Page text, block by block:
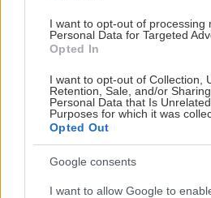
I want to opt-out of processing
Personal Data for Targeted
Opted In
I want to opt-out of Collection,
Retention, Sale, and/or
Personal Data that Is
Purposes for which it was
Opted Out
Google consents
I want to allow Google to